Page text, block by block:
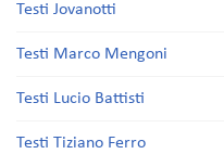
Testi Jovanotti
Testi Marco Mengoni
Testi Lucio Battisti
Testi Tiziano Ferro